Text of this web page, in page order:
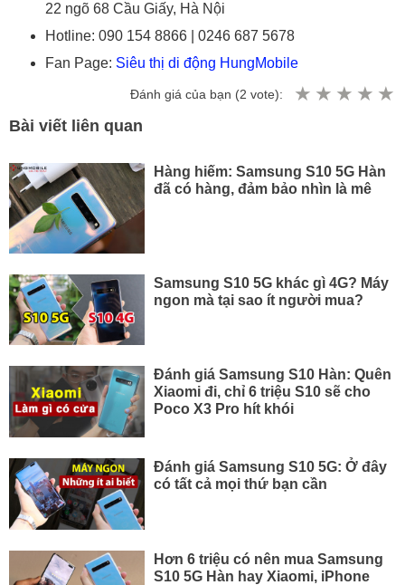
22 ngõ 68 Cầu Giấy, Hà Nội
Hotline: 090 154 8866 | 0246 687 5678
Fan Page: Siêu thị di động HungMobile
Đánh giá của bạn (2 vote):
Bài viết liên quan
Hàng hiếm: Samsung S10 5G Hàn
đã có hàng, đảm bảo nhìn là mê
Samsung S10 5G khác gì 4G? Máy
ngon mà tại sao ít người mua?
Đánh giá Samsung S10 Hàn: Quên
Xiaomi đi, chỉ 6 triệu S10 sẽ cho
Poco X3 Pro hít khói
Đánh giá Samsung S10 5G: Ở đây
có tất cả mọi thứ bạn cần
Hơn 6 triệu có nên mua Samsung
S10 5G Hàn hay Xiaomi, iPhone